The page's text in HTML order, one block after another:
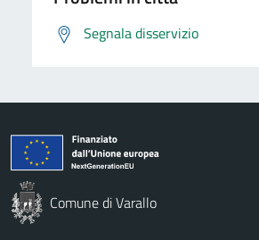
Segnala disservizio
Comune di Varallo